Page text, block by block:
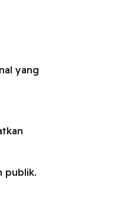
yang
publik.